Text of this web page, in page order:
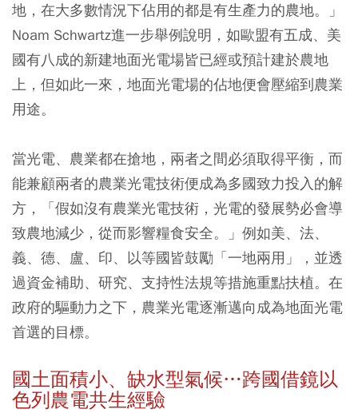
地，在大多數情況下佔用的都是有生產力的農地。」
Noam Schwartz進一步舉例說明，如歐盟有五成、美
國有八成的新建地面光電場皆已經或預計建於農地
上，但如此一來，地面光電場的佔地便會壓縮到農業
用途。
當光電、農業都在搶地，兩者之間必須取得平衡，而
能兼顧兩者的農業光電技術便成為多國致力投入的解
方，
「假如沒有農業光電技術，光電的發展勢必會導
致農地減少，從而影響糧食安全。」例如美、法、
義、德、盧、印、以等國皆鼓勵「一地兩用」，並透
過資金補助、研究、支持性法規等措施重點扶植。在
政府的驅動力之下，農業光電逐漸邁向成為地面光電
首選的目標。
國土面積小、缺水型氣候…跨國借鏡以
色列農電共生經驗